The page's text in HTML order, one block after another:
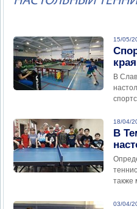
15/05/
В
18/04/
В
также
03/04/